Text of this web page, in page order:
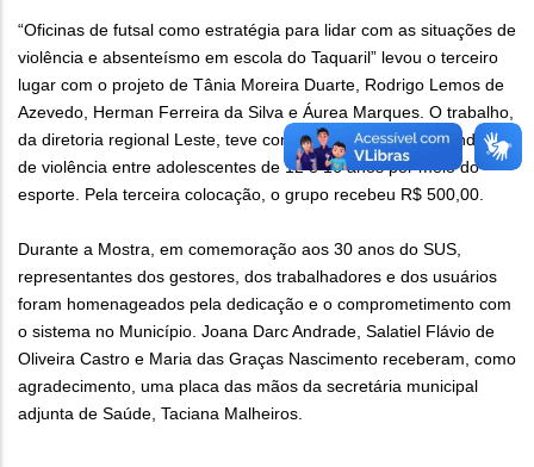
“Oficinas de futsal como estratégia para lidar com as situações de
violência e absenteísmo em escola do Taquaril” levou o terceiro
lugar com o projeto de Tânia Moreira Duarte, Rodrigo Lemos de
Azevedo, Herman Ferreira da Silva e Áurea Marques. O trabalho,
da diretoria regional Leste, teve como objetivo reduzir os índices
de violência entre adolescentes de 12 e 16 anos por meio do
esporte. Pela terceira colocação, o grupo recebeu R$ 500,00.
Durante a Mostra, em comemoração aos 30 anos do SUS,
representantes dos gestores, dos trabalhadores e dos usuários
foram homenageados pela dedicação e o comprometimento com
o sistema no Município. Joana Darc Andrade, Salatiel Flávio de
Oliveira Castro e Maria das Graças Nascimento receberam, como
agradecimento, uma placa das mãos da secretária municipal
adjunta de Saúde, Taciana Malheiros.